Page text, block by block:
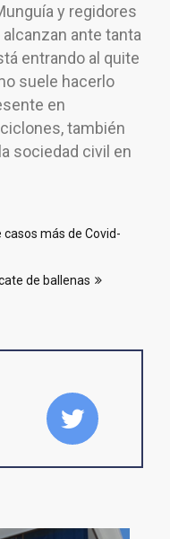
y regidores
ante tanta
entrando al quite
suele hacerlo
en
también
sociedad civil en
más de Covid-
de ballenas